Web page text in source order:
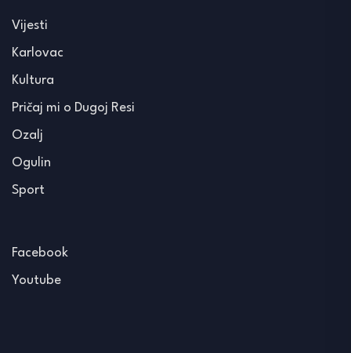
Vijesti
Karlovac
Kultura
Pričaj mi o Dugoj Resi
Ozalj
Ogulin
Sport
Facebook
Youtube